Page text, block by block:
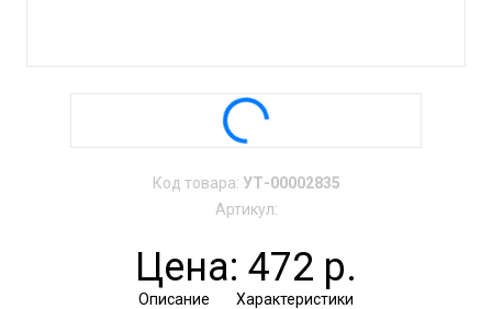
Код товара: УТ-00002835
Артикул:
Цена: 472 р.
Описание Характеристики